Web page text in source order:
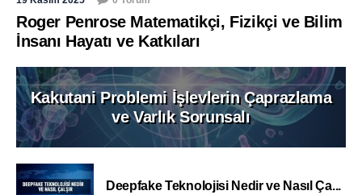
Roger Penrose Matematikçi, Fizikçi ve Bilim
İnsanı Hayatı ve Katkıları
Kakutani Problemi İşlevlerin Çaprazlama
ve Varlık Sorunsalı
Deepfake Teknolojisi Nedir ve Nasıl Ça...